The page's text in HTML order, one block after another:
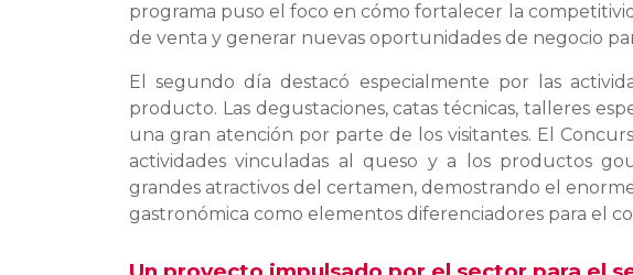
programa puso el foco en cómo fortalecer la
de venta y generar nuevas oportunidades de negocio
El segundo día destacó especialmente por las
producto. Las degustaciones, catas técnicas, talleres
una gran atención por parte de los visitantes. El
actividades vinculadas al queso y a los productos
grandes atractivos del certamen, demostrando el
gastronómica como elementos diferenciadores para el